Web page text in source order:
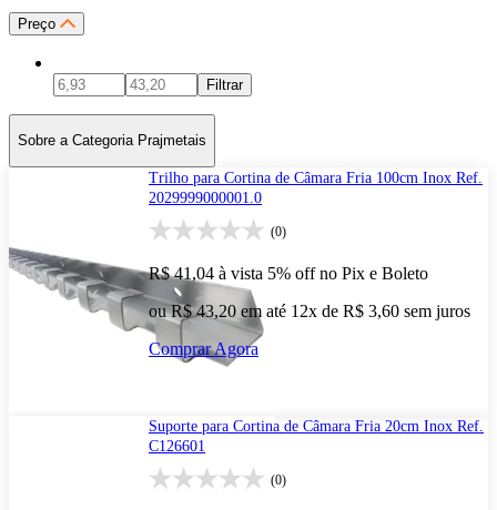
Preço
Filtrar
Sobre a Categoria Prajmetais
Trilho para Cortina de Câmara Fria 100cm Inox Ref.
2029999000001.0
(0)
R$ 41,04 à vista 5% off no Pix e Boleto
ou R$ 43,20 em até 12x de R$ 3,60 sem juros
Comprar Agora
Suporte para Cortina de Câmara Fria 20cm Inox Ref.
C126601
(0)